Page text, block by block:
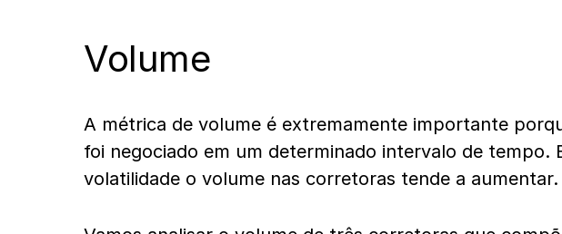
Volume
A métrica de volume é extremamente importante
foi negociado em um determinado intervalo de tempo.
volatilidade o volume nas corretoras tende a aumentar.